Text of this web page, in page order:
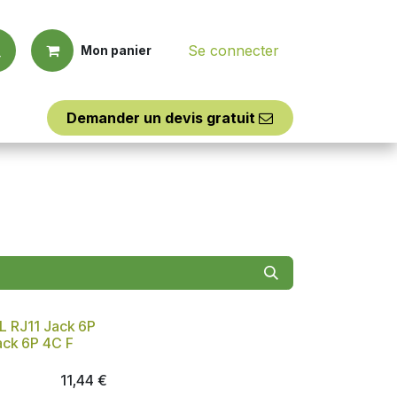
Mon panier Se connecter
Outillages Assistance
Demander un d​​evis ​​gratuit
RJ11 Jack 6P
6P 4C F
11,44 €